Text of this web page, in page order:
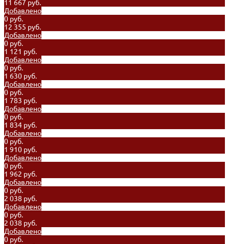
11 667 руб.
Добавлено
0 руб.
12 355 руб.
Добавлено
0 руб.
1 121 руб.
Добавлено
0 руб.
1 630 руб.
Добавлено
0 руб.
1 783 руб.
Добавлено
0 руб.
1 834 руб.
Добавлено
0 руб.
1 910 руб.
Добавлено
0 руб.
1 962 руб.
Добавлено
0 руб.
2 038 руб.
Добавлено
0 руб.
2 038 руб.
Добавлено
0 руб.